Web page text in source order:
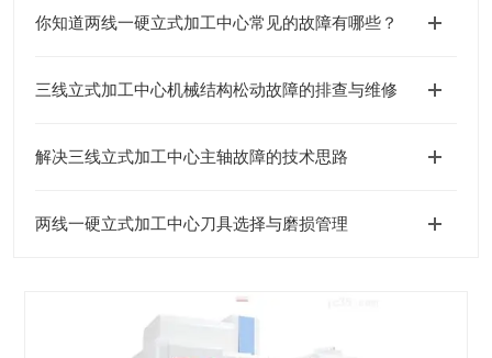
你知道两线一硬立式加工中心常见的故障有哪些？
三线立式加工中心机械结构松动故障的排查与维修
解决三线立式加工中心主轴故障的技术思路
两线一硬立式加工中心刀具选择与磨损管理